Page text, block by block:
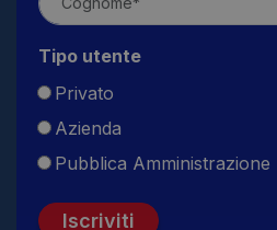
Tipo utente
Privato
Azienda
Pubblica Amministrazione
Iscriviti